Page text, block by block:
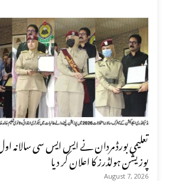
پوزیشن ہولڈرز کا اعلان کر دیا
August 7, 2026